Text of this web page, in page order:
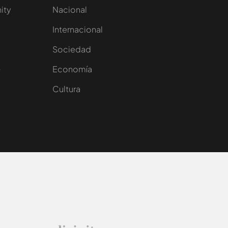
Nacional
Internacional
Sociedad
Economía
Cultura